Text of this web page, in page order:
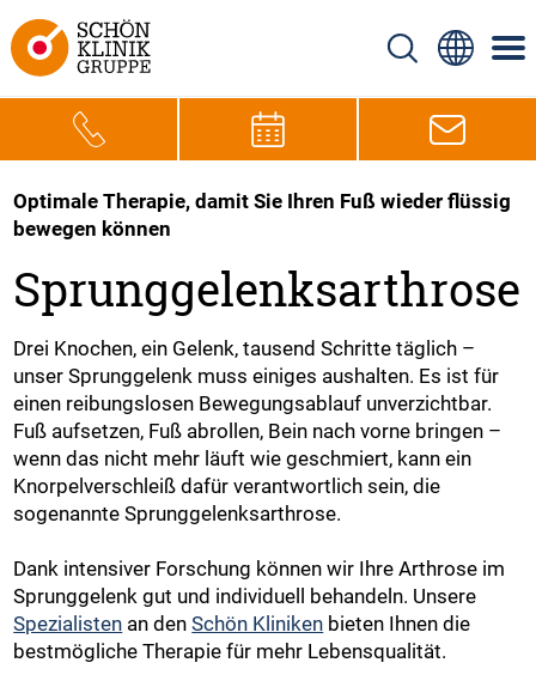
Optimale Therapie, damit Sie Ihren Fuß wieder flüssig
bewegen können
Sprunggelenksarthrose
Drei Knochen, ein Gelenk, tausend Schritte täglich –
unser Sprunggelenk muss einiges aushalten. Es ist für
einen reibungslosen Bewegungsablauf unverzichtbar.
Fuß aufsetzen, Fuß abrollen, Bein nach vorne bringen –
wenn das nicht mehr läuft wie geschmiert, kann ein
Knorpelverschleiß dafür verantwortlich sein, die
sogenannte Sprunggelenksarthrose.
Dank intensiver Forschung können wir Ihre Arthrose im
Sprunggelenk gut und individuell behandeln. Unsere
Spezialisten an denSchön Kliniken bieten Ihnen die
bestmögliche Therapie für mehr Lebensqualität.